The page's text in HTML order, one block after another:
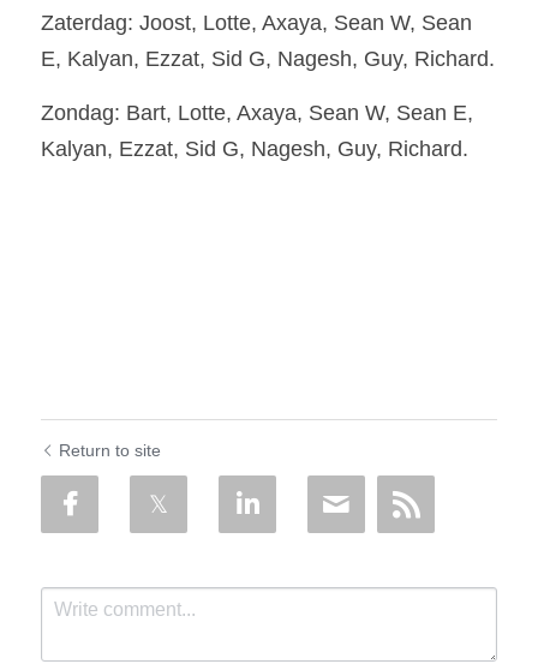
Zaterdag: Joost, Lotte, Axaya, Sean W, Sean
E, Kalyan, Ezzat, Sid G, Nagesh, Guy, Richard.
Zondag: Bart, Lotte, Axaya, Sean W, Sean E,
Kalyan, Ezzat, Sid G, Nagesh, Guy, Richard.
Return to site